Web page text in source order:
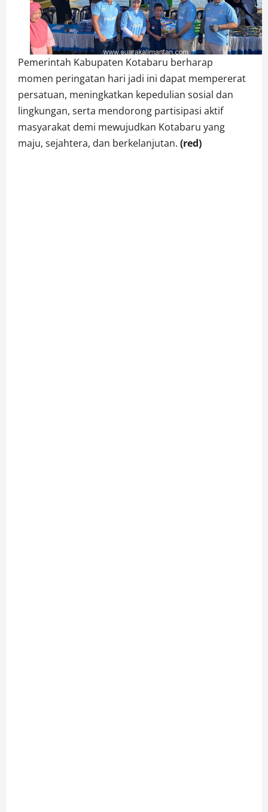
Pemerintah Kabupaten Kotabaru berharap
momen peringatan hari jadi ini dapat mempererat
persatuan, meningkatkan kepedulian sosial dan
lingkungan, serta mendorong partisipasi aktif
masyarakat demi mewujudkan Kotabaru yang
maju, sejahtera, dan berkelanjutan. (red)